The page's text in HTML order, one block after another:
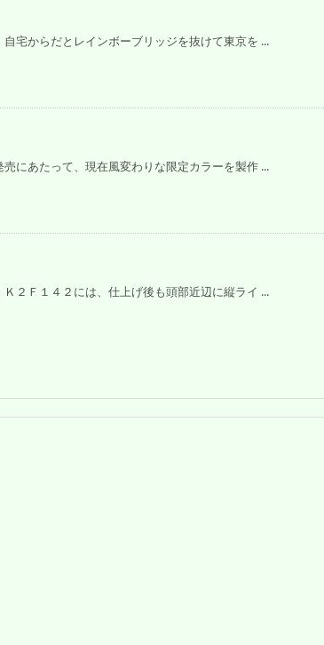
宅からだとレインボーブリッジを抜けて東京を ...
にあたって、現在風変わりな限定カラーを製作 ...
２Ｆ１４２には、仕上げ後も頭部近辺に縦ライ ...